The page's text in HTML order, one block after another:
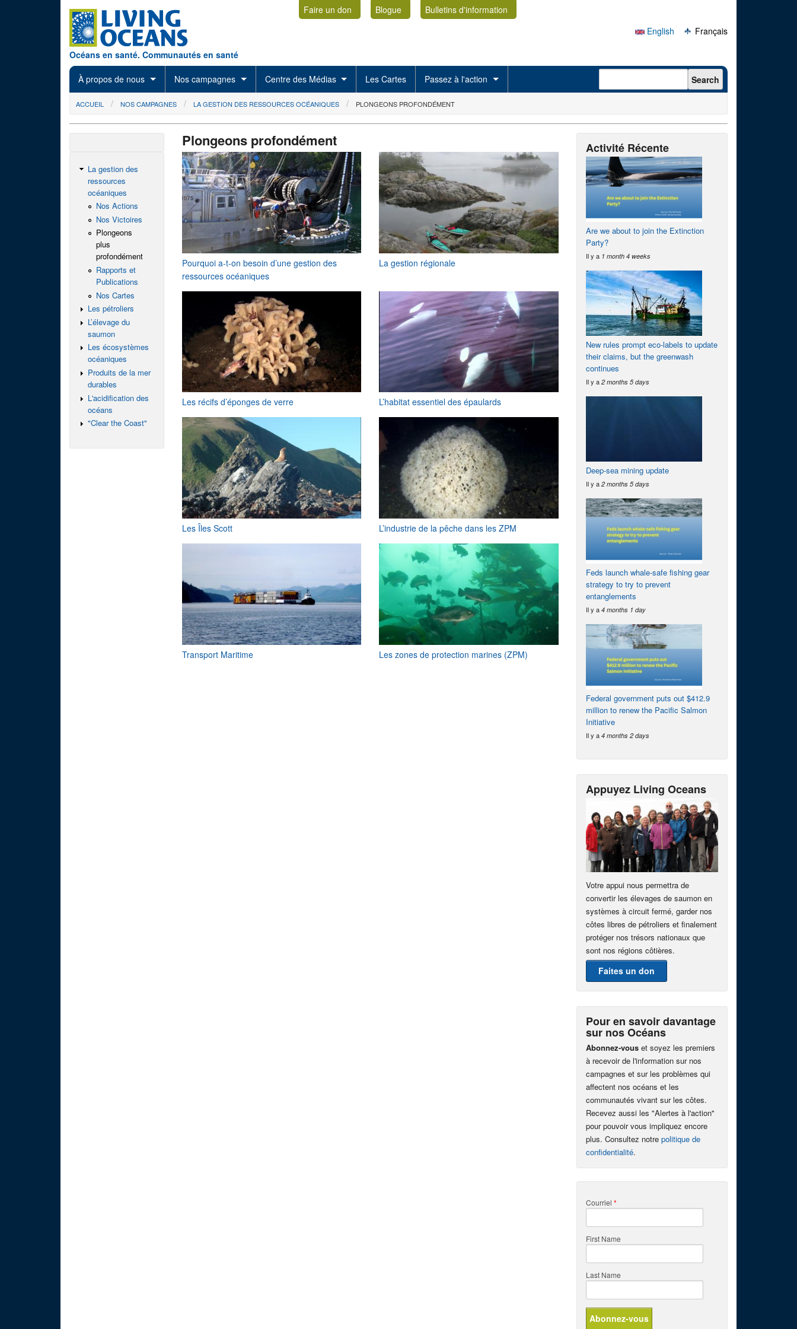
Océans en santé. Communautés en santé
Faire un don Blogue
Bulletins d'information
English
Français
À propos de nous Nos campagnes Centre des Médias Les Cartes Passez à l'action Search form Search
You are here
ACCUEIL NOS CAMPAGNES LA GESTION DES RESSOURCES OCÉANIQUES PLONGEONS PROFONDÉMENT
Plongeons profondément
Pourquoi a-t-on besoin d’une gestion des
ressources océaniques
La gestion régionale
Les récifs d’éponges de verre L’habitat essentiel des épaulards
Les Îles Scott L’industrie de la pêche dans les ZPM
Transport Maritime Les zones de protection marines (ZPM)
La gestion des
ressources
océaniques
Nos Actions
Nos Victoires
Plongeons
plus
profondément
Rapports et
Publications
Nos Cartes
Les pétroliers
L’élevage du
saumon
Les écosystèmes
océaniques
Produits de la mer
durables
L'acidification des
océans
"Clear the Coast"
Activité Récente
Are we about to join the Extinction
Party?
Il y a 1 month 4 weeks
New rules prompt eco-labels to update
their claims, but the greenwash
continues
Il y a 2 months 5 days
Deep-sea mining update
Il y a 2 months 5 days
Feds launch whale-safe fishing gear
strategy to try to prevent
entanglements
Il y a 4 months 1 day
Federal government puts out $412.9
million to renew the Pacific Salmon
Initiative
Il y a 4 months 2 days
Appuyez Living Oceans
Votre appui nous permettra de
convertir les élevages de saumon en
systèmes à circuit fermé, garder nos
côtes libres de pétroliers et finalement
protéger nos trésors nationaux que
sont nos régions côtières.
Faites un don
Pour en savoir davantage
sur nos Océans
Abonnez-vous et soyez les premiers
à recevoir de l'information sur nos
campagnes et sur les problèmes qui
affectent nos océans et les
communautés vivant sur les côtes.
Recevez aussi les "Alertes à l'action"
pour pouvoir vous impliquez encore
plus. Consultez notre politique de
confidentialité.
Courriel *
First Name
Last Name